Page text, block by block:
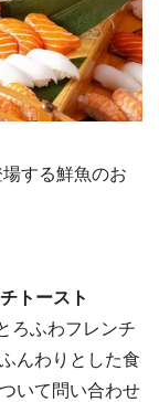
する鮮魚のお
トースト
ろふわフレンチ
んわりとした食
いて問い合わせ